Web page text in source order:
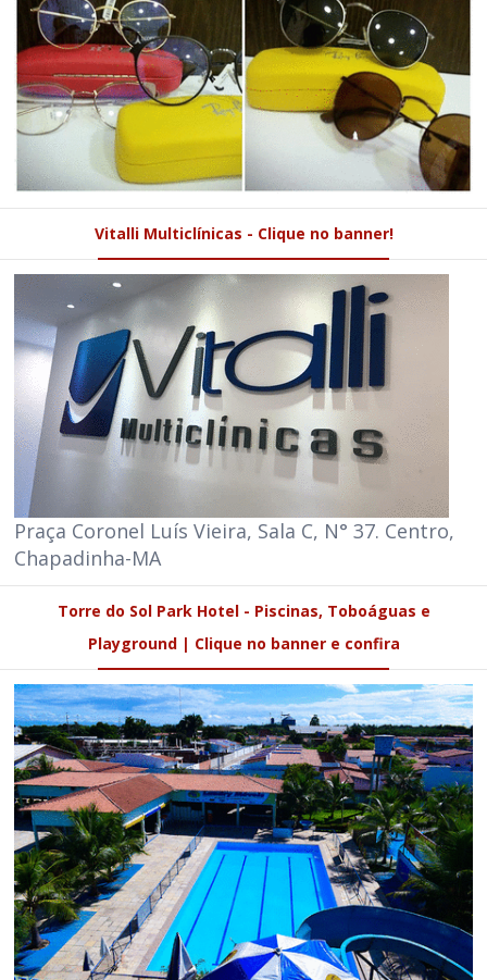
Vitalli Multiclínicas - Clique no banner!
Praça Coronel Luís Vieira, Sala C, N° 37. Centro,
Chapadinha-MA
Torre do Sol Park Hotel - Piscinas, Toboáguas e
Playground | Clique no banner e confira